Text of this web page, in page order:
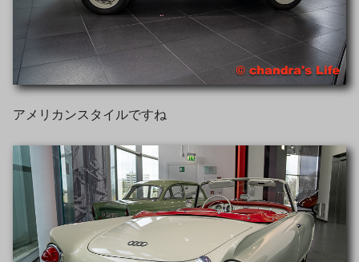
アメリカンスタイルですね